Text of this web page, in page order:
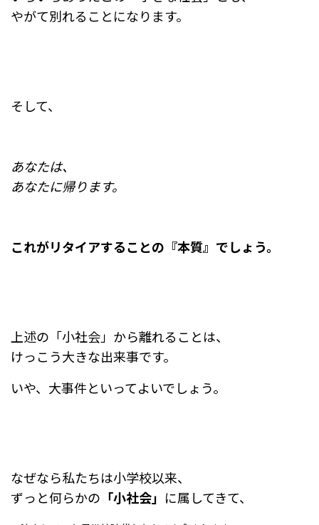
やがて別れることになります。
そして、
あなたは、
あなたに帰ります。
これがリタイアすることの『本質』でしょう。
上述の「小社会」から離れることは、
けっこう大きな出来事です。
いや、大事件といってよいでしょう。
なぜなら私たちは小学校以来、
ずっと何らかの 「小社会」 に属してきて、